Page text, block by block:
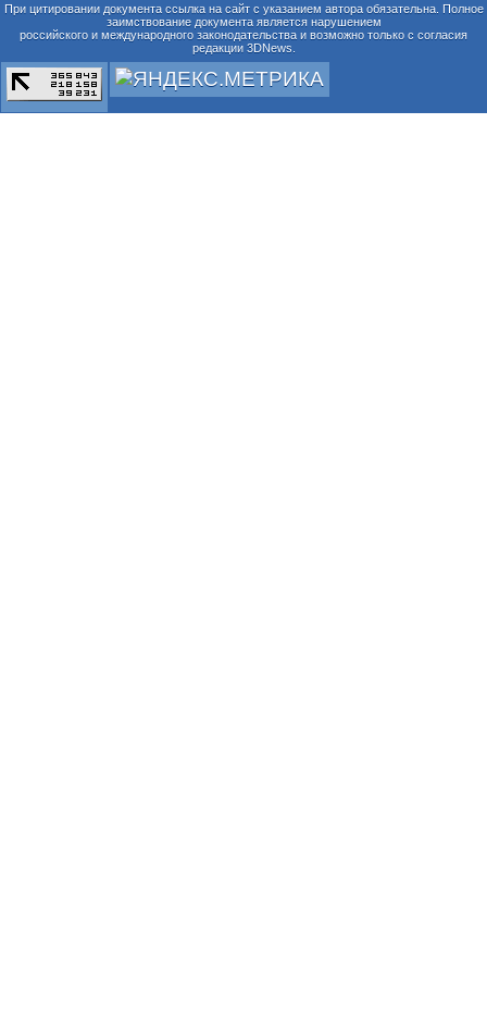
При цитировании документа ссылка на сайт с указанием автора обязательна. Полное
заимствование документа является нарушением
российского и международного законодательства и возможно только с согласия
редакции 3DNews.